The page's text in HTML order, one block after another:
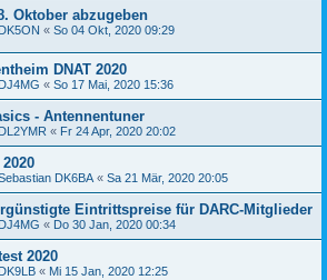
Oktober abzugeben
DK5ON « So 04 Okt, 2020 09:29
DNAT 2020
DJ4MG « So 17 Mai, 2020 15:36
- Antennentuner
DL2YMR « Fr 24 Apr, 2020 20:02
DK6BA « Sa 21 Mär, 2020 20:05
Eintrittspreise für DARC-Mitglieder
DJ4MG « Do 30 Jan, 2020 00:34
2020
DK9LB « Mi 15 Jan, 2020 12:25